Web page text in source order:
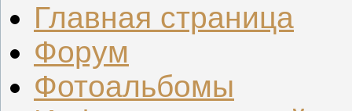
Главная страница
Форум
Фотоальбомы